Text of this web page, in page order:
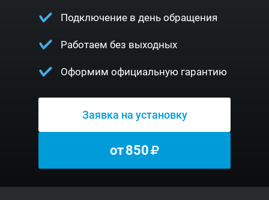
Подключение в день обращения
Работаем без выходных
Оформим официальную гарантию
Заявка на установку
от850